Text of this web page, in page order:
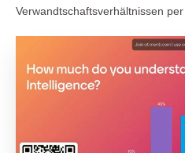
Verwandtschaftsverhältnissen per